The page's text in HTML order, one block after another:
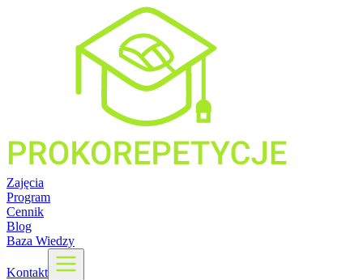
Zajęcia
Program
Cennik
Blog
Baza Wiedzy
Kontakt